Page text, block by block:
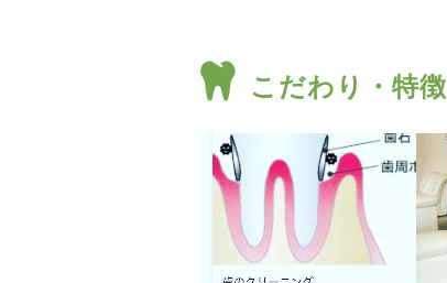
こだわり・特徴